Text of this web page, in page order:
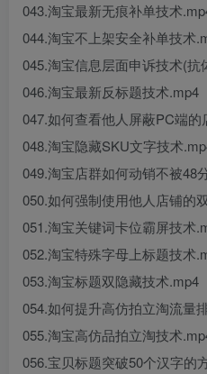
043.淘宝最新无痕补单技术
044.淘宝不上架安全补单技术
045.淘宝信息层面申诉技术(抗
046.淘宝最新反标题技术.mp4
047.如何查看他人屏蔽PC端的
048.淘宝隐藏SKU文字技术
049.淘宝店群如何动销不被48
050.如何强制使用他人店铺的
051.淘宝关键词卡位霸屏技术
052.淘宝特殊字母上标题技术
053.淘宝标题双隐藏技术.mp4
054.如何提升高仿拍立淘流量
055.淘宝高仿品拍立淘技术
056.宝贝标题突破50个汉字的